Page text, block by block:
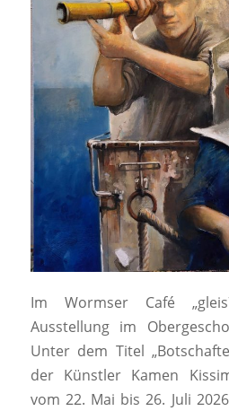
Im Wormser Café
Ausstellung im
Unter dem Titel
der Künstler Kamen
vom 22. Mai bis 26. Juli